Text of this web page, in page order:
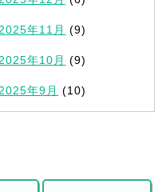
2025年11月 (9)
2025年10月 (9)
2025年9月 (10)